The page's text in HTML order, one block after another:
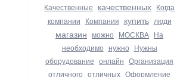
Качественные качественных Когда
компании Компания купить люди
магазин можно МОСКВА На
необходимо нужно Нужны
оборудование онлайн Организация
отличного отличных Оформление